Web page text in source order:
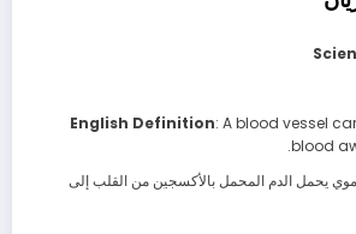
English Definition: A blood vessel
blood
يحمل الدم المحمل بالأكسجين من القلب إلى